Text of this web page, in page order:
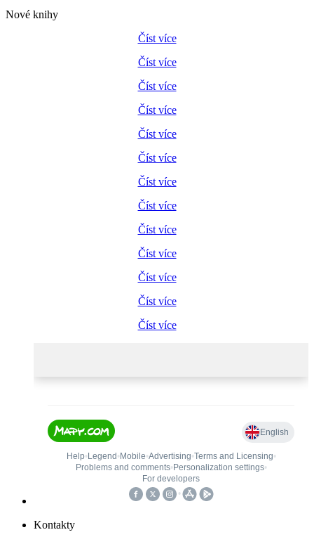
Nové knihy
Číst více
Číst více
Číst více
Číst více
Číst více
Číst více
Číst více
Číst více
Číst více
Číst více
Číst více
Číst více
Číst více
Kontakty